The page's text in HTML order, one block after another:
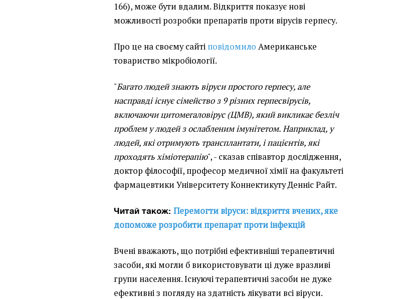
166), може бути вдалим. Відкриття показує нові
можливості розробки препаратів проти вірусів герпесу.
Про це на своєму сайті повідомило Американське
товариство мікробіології.
"Багато людей знають віруси простого герпесу, але
насправді існує сімейство з 9 різних герпесвірусів,
включаючи цитомегаловірус (ЦМВ), який викликає безліч
проблем у людей з ослабленим імунітетом. Наприклад, у
людей, які отримують трансплантати, і пацієнтів, які
проходять хіміотерапію", - сказав співавтор дослідження,
доктор філософії, професор медичної хімії на факультеті
фармацевтики Університету Коннектикуту Денніс Райт.
Читай також:Перемогти віруси: відкриття вчених, яке
допоможе розробити препарат проти інфекцій
Вчені вважають, що потрібні ефективніші терапевтичні
засоби, які могли б використовувати ці дуже вразливі
групи населення. Існуючі терапевтичні засоби не дуже
ефективні з погляду на здатність лікувати всі віруси.